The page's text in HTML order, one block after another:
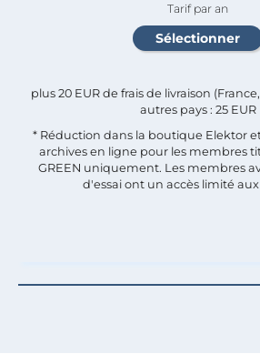
Tarif par an
plus 20 EUR de frais de livraison
autres pays : 25 EUR
* Réduction dans la boutique Elektor
archives en ligne pour les membres
GREEN uniquement. Les membres
d'essai ont un accès limité aux